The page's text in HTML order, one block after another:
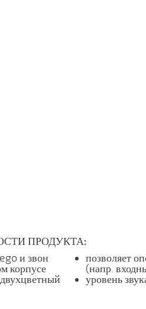
ПРОДУКТА:
и звон
корпусе
позволяет
(напр.
уровень